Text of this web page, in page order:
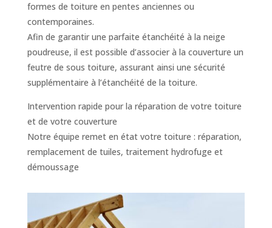
formes de toiture en pentes anciennes ou
contemporaines.
Afin de garantir une parfaite étanchéité à la neige
poudreuse, il est possible d’associer à la couverture un
feutre de sous toiture, assurant ainsi une sécurité
supplémentaire à l’étanchéité de la toiture.
Intervention rapide pour la réparation de votre toiture
et de votre couverture
Notre équipe remet en état votre toiture : réparation,
remplacement de tuiles, traitement hydrofuge et
démoussage